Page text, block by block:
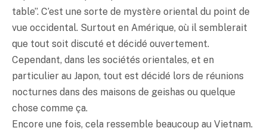
table”. C’est une sorte de mystère oriental du point de
vue occidental. Surtout en Amérique, où il semblerait
que tout soit discuté et décidé ouvertement.
Cependant, dans les sociétés orientales, et en
particulier au Japon, tout est décidé lors de réunions
nocturnes dans des maisons de geishas ou quelque
chose comme ça.
Encore une fois, cela ressemble beaucoup au Vietnam.